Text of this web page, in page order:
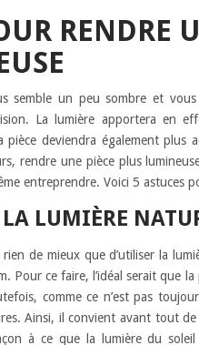
RENDRE
semble un peu sombre et vous
La lumière apportera en
pièce deviendra également plus
rendre une pièce plus
entreprendre. Voici 5 astuces
LUMIÈRE
de mieux que d’utiliser la
Pour ce faire, l’idéal serait que
comme ce n’est pas
Ainsi, il convient avant tout
à ce que la lumière du